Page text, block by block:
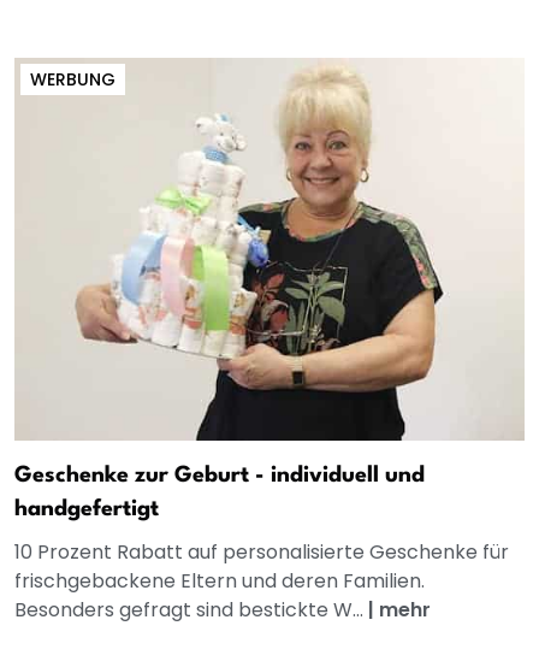
WERBUNG
Geschenke zur Geburt - individuell und
handgefertigt
10 Prozent Rabatt auf personalisierte Geschenke für
frischgebackene Eltern und deren Familien.
Besonders gefragt sind bestickte W... | mehr